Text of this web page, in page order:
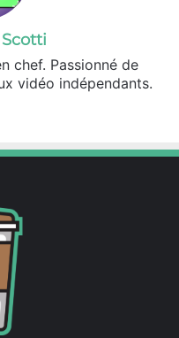
chef. Passionné de
vidéo indépendants.